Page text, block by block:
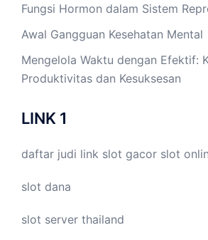
Fungsi Hormon dalam Sistem
Awal Gangguan Kesehatan Mental
Mengelola Waktu dengan Efektif:
Produktivitas dan Kesuksesan
LINK 1
daftar judi link slot gacor slot
slot dana
slot server thailand